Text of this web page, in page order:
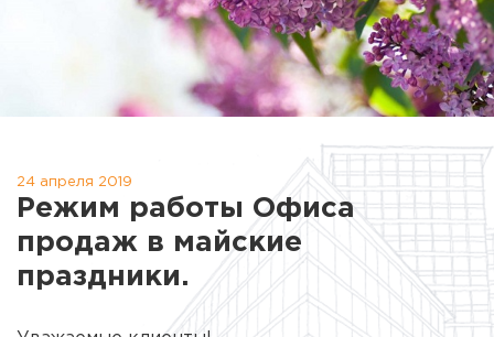
24 апреля 2019
Режим работы Офиса
продаж в майские
праздники.